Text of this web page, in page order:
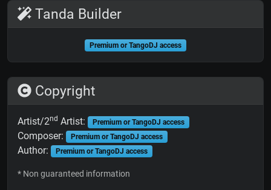
Tanda Builder
Premium or TangoDJ access
Copyright
Artist/2nd Artist: Premium or TangoDJ access
Composer: Premium or TangoDJ access
Author: Premium or TangoDJ access
* Non guaranteed information